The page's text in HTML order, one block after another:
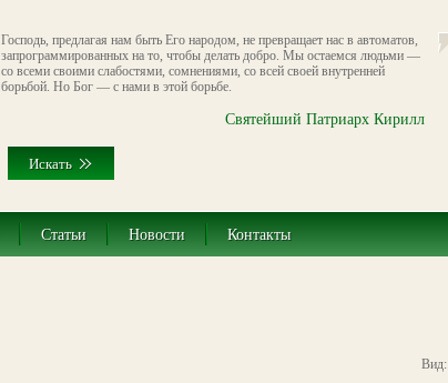
Господь, предлагая нам быть Его народом, не превращает нас в автоматов,
запрограммированных на то, чтобы делать добро. Мы остаемся людьми —
со всеми своими слабостями, сомнениями, со всей своей внутренней
борьбой. Но Бог — с нами в этой борьбе.
Святейший Патриарх Кирилл
Статьи Новости Контакты
Вид: